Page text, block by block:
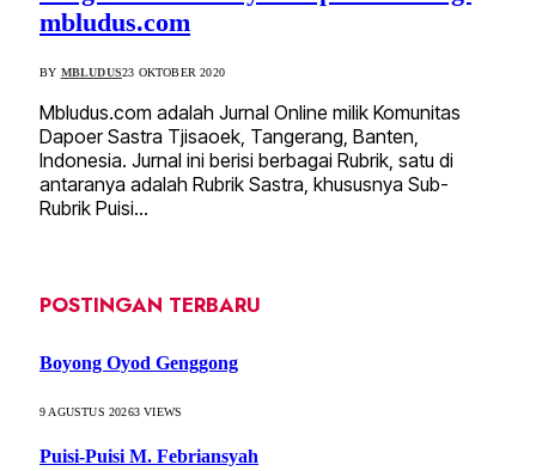
mbludus.com
BY MBLUDUS23 OKTOBER 2020
Mbludus.com adalah Jurnal Online milik Komunitas
Dapoer Sastra Tjisaoek, Tangerang, Banten,
Indonesia. Jurnal ini berisi berbagai Rubrik, satu di
antaranya adalah Rubrik Sastra, khususnya Sub-
Rubrik Puisi…
POSTINGAN TERBARU
Boyong Oyod Genggong
9 AGUSTUS 20263VIEWS
Puisi-Puisi M. Febriansyah